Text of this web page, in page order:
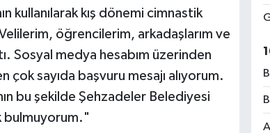
kullanılarak kış dönemi cimnastik
Velilerim, öğrencilerim, arkadaşlarım ve
Sosyal medya hesabım üzerinden
sayıda başvuru mesajı alıyorum.
bu şekilde Şehzadeler Belediyesi
bulmuyorum."